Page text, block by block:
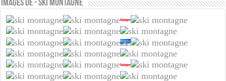
Images de - Ski Montagne